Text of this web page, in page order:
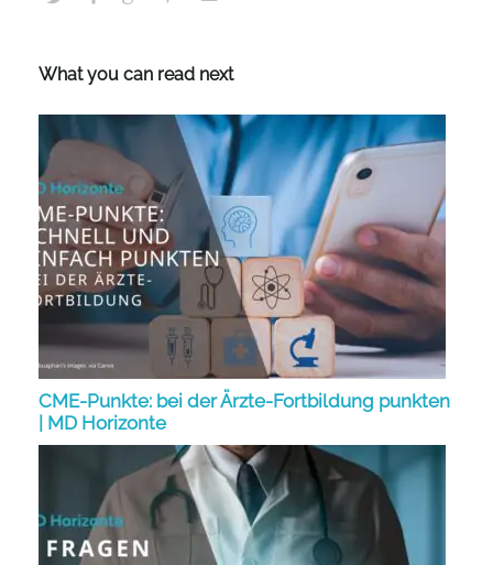
What you can read next
CME-Punkte: bei der Ärzte-Fortbildung punkten
| MD Horizonte